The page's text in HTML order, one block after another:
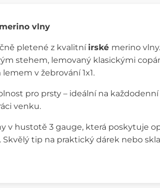
vlny
pletené z kvalitní irské merino
stehem, lemovaný klasickými
v žebrování 1x1.
pro prsty – ideální na
venku.
v hustotě 3 gauge, která poskytuje
tip na praktický dárek nebo